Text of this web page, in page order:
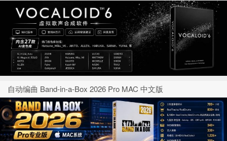
自动编曲 Band-in-a-Box 2026 Pro MAC 中文版